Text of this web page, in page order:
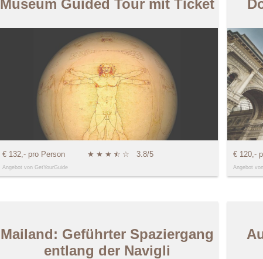
Museum Guided Tour mit Ticket
€ 132,- pro Person ★ ★ ★ ★
☆ ☆ 3.8/5
Angebot von GetYourGuide
€ 120,-
Angebot
Mailand: Geführter Spaziergang
entlang der Navigli